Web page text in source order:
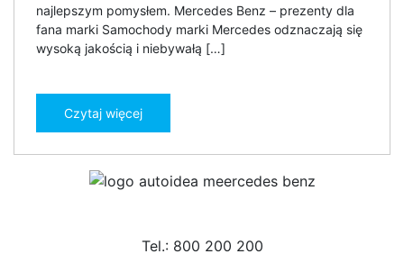
najlepszym pomysłem. Mercedes Benz – prezenty dla
fana marki Samochody marki Mercedes odznaczają się
wysoką jakością i niebywałą […]
Czytaj więcej
Tel.: 800 200 200